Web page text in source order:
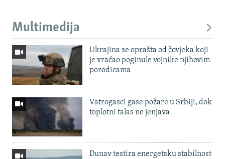
Multimedija
Ukrajina se oprašta od čovjeka koji
je vraćao poginule vojnike njihovim
porodicama
Vatrogasci gase požare u Srbiji, dok
toplotni talas ne jenjava
Dunav testira energetsku stabilnost